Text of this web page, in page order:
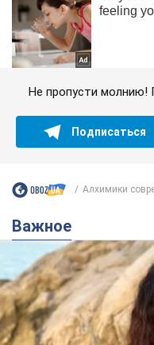
Не пропусти молнию!
Подписаться
Алхимики
Важное